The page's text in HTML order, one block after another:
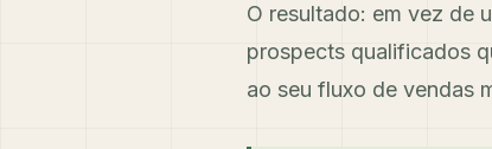
O resultado: em vez de
prospects qualificados
ao seu fluxo de vendas